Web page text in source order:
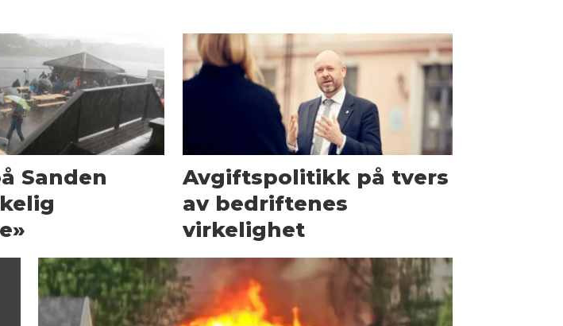
Sanden
Avgiftspolitikk på tvers
av bedriftenes
virkelighet